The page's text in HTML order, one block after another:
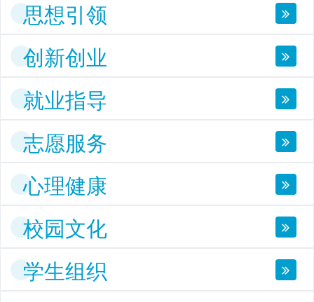
思想引领
创新创业
就业指导
志愿服务
心理健康
校园文化
学生组织